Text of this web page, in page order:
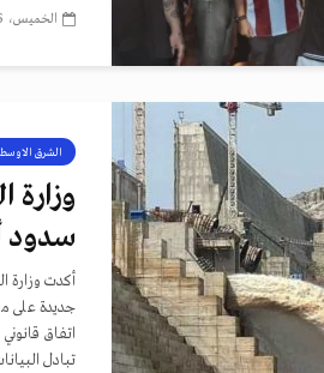
الخميس، 6 أغسطس 2026، 6:46 ص
الشرق الاوسط
وزارة
سدود
أكدت وزارة
جديدة على
اتفاق
تبادل